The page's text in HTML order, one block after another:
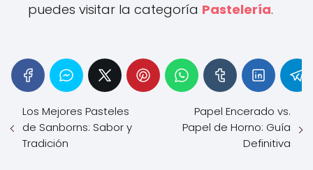
puedes visitar la categoría Pastelería.
Los Mejores Pasteles
de Sanborns: Sabor y
Tradición
Papel Encerado vs.
Papel de Horno: Guía
Definitiva